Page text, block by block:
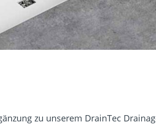
Dach und Fassade
Schraubenfinder
zu unserem DrainTec